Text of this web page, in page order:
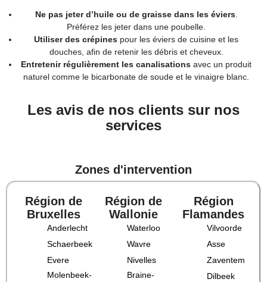
Ne pas jeter d’huile ou de graisse dans les éviers.
Préférez les jeter dans une poubelle.
Utiliser des crépines pour les éviers de cuisine et les
douches, afin de retenir les débris et cheveux.
Entretenir régulièrement les canalisations avec un produit
naturel comme le bicarbonate de soude et le vinaigre blanc.
Les avis de nos clients sur nos
services
Zones d'intervention
Région de
Bruxelles
Anderlecht
Schaerbeek
Evere
Molenbeek-
Région de
Wallonie
Waterloo
Wavre
Nivelles
Braine-
Région
Flamandes
Vilvoorde
Asse
Zaventem
Dilbeek